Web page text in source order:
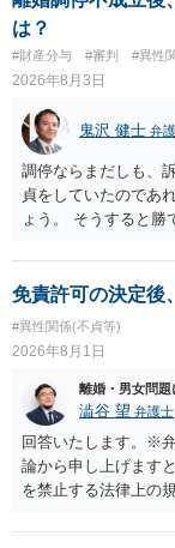
もよいように思いま
しかなくなるように
談して進めることを
い、相続権が発生し
することはできませ
データ（ハメ撮り）
るのであれば十分か
は？
#財産分与 #審判 #異性
2026年8月3日
鬼沢 健士 弁
調停ならまだしも、
貞をしていたのであ
ょう。 そうすると
免責許可の決定後
#異性関係(不貞等)
2026年8月1日
離婚・男女問
澁谷 望 弁護士
回答いたします。※
論から申し上げます
を禁止する法律上の
ントは以下の通りで